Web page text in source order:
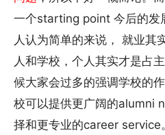
一个starting point 今后的发
人认为简单的来说， 就业其
人和学校，个人其实才是占
候大家会过多的强调学校的
校可以提供更广阔的alumni
择和更专业的career service。